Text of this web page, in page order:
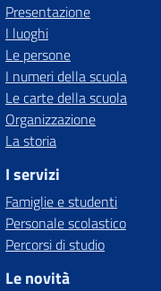
Presentazione
I luoghi
Le persone
I numeri della scuola
Le carte della scuola
Organizzazione
La storia
I servizi
Famiglie e studenti
Personale scolastico
Percorsi di studio
Le novità